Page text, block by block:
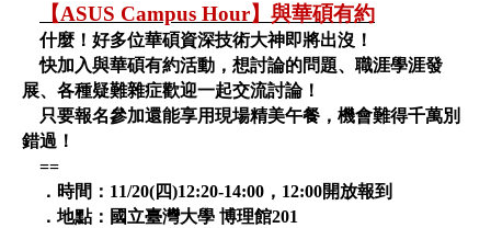
【ASUS Campus Hour】與華碩有約
什麼！好多位華碩資深技術大神即將出沒！
快加入與華碩有約活動，想討論的問題、職涯學涯發
展、各種疑難雜症歡迎一起交流討論！
只要報名參加還能享用現場精美午餐，機會難得千萬別
錯過！
==
．時間：11/20(四)12:20-14:00，12:00開放報到
．地點：國立臺灣大學 博理館201